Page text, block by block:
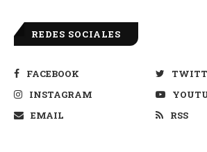
REDES SOCIALES
FACEBOOK
INSTAGRAM
EMAIL
RSS